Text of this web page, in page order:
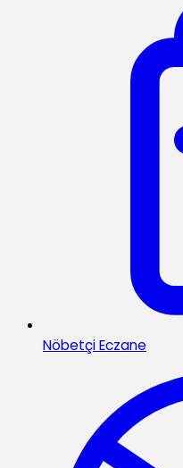
Nöbetçi Eczane